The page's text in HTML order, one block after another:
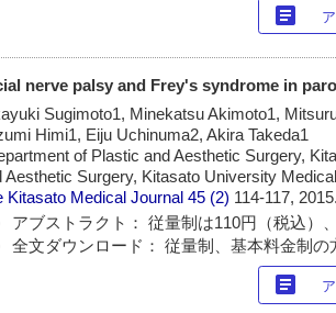
article
nerve palsy and Frey's syndrome in
Sugimoto1, Minekatsu Akimoto1,
Himi1, Eiju Uchinuma2, Akira Takeda1
of Plastic and Aesthetic Surgery,
Aesthetic Surgery, Kitasato University
Kitasato Medical Journal 45 (2) 114-117, 2015.
アブストラクト： 従量制は110円（税込）
全文ダウンロード： 従量制、基本料金制の
article